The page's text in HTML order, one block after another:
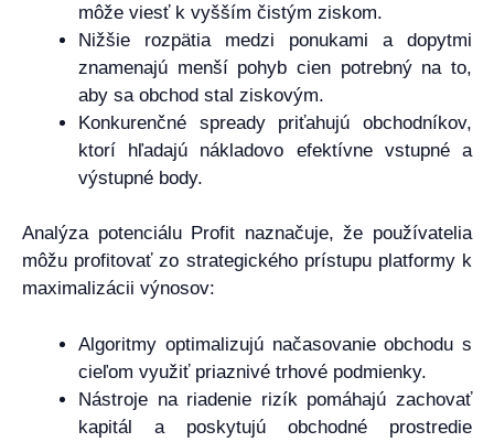
môže viesť k vyšším čistým ziskom.
Nižšie rozpätia medzi ponukami a dopytmi
znamenajú menší pohyb cien potrebný na to,
aby sa obchod stal ziskovým.
Konkurenčné spready priťahujú obchodníkov,
ktorí hľadajú nákladovo efektívne vstupné a
výstupné body.
Analýza potenciálu Profit naznačuje, že používatelia
môžu profitovať zo strategického prístupu platformy k
maximalizácii výnosov:
Algoritmy optimalizujú načasovanie obchodu s
cieľom využiť priaznivé trhové podmienky.
Nástroje na riadenie rizík pomáhajú zachovať
kapitál a poskytujú obchodné prostredie